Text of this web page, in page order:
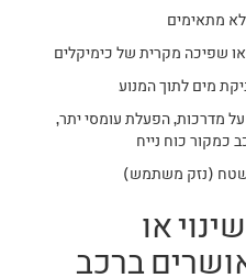
לא מתאימים
שפיכה מקרית של כימיקלים
מים לתוך המנוע
על מדרכות, הפעלת עומסי יתר,
כמקור כוח נייח
(נזק משתמש)
או
ברכב